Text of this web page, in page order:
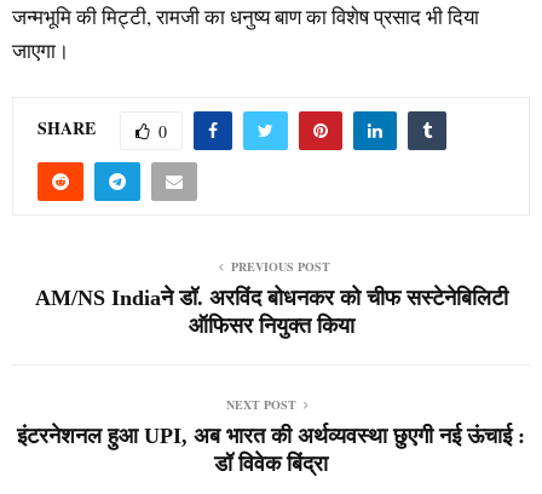
जन्मभूमि की मिट्टी, रामजी का धनुष्य बाण का विशेष प्रसाद भी दिया
जाएगा।
SHARE 0
PREVIOUS POST
AM/NS Indiaने डॉ. अरविंद बोधनकर को चीफ सस्टेनेबिलिटी
ऑफिसर नियुक्त किया
NEXT POST
इंटरनेशनल हुआ UPI, अब भारत की अर्थव्यवस्था छुएगी नई ऊंचाई :
डॉ विवेक बिंद्रा